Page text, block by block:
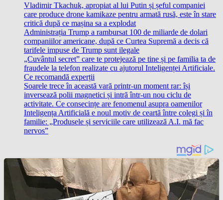
Vladimir Tkachuk, apropiat al lui Putin și șeful companiei
care produce drone kamikaze pentru armată rusă, este în stare
critică după ce mașina sa a explodat
Administrația Trump a rambursat 100 de miliarde de dolari
companiilor americane, după ce Curtea Supremă a decis că
tarifele impuse de Trump sunt ilegale
„Cuvântul secret” care te protejează pe tine și pe familia ta de
fraudele la telefon realizate cu ajutorul Inteligenței Artificiale.
Ce recomandă experții
Soarele trece în această vară printr-un moment rar: își
inversează polii magnetici și intră într-un nou ciclu de
activitate. Ce consecințe are fenomenul asupra oamenilor
Inteligența Artificială e noul motiv de ceartă între colegi și în
familie: „Produsele și serviciile care utilizează A.I. mă fac
nervos”